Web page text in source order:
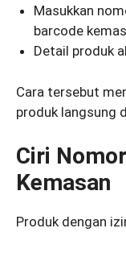
Masukkan
barcode
Detail produk
Cara tersebut
produk langsung
Ciri
Kemasan
Produk dengan